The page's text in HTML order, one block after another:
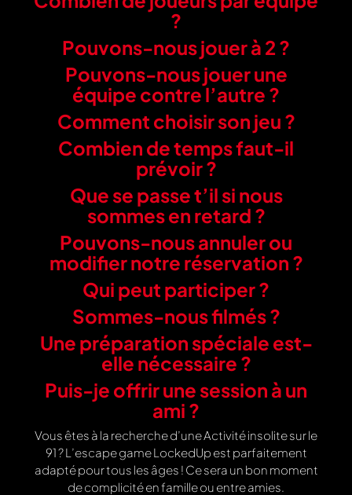
?
Pouvons-nous jouer à 2 ?
Pouvons-nous jouer une
équipe contre l’autre ?
Comment choisir son jeu ?
Combien de temps faut-il
prévoir ?
Que se passe t’il si nous
sommes en retard ?
Pouvons-nous annuler ou
modifier notre réservation ?
Qui peut participer ?
Sommes-nous filmés ?
Une préparation spéciale est-
elle nécessaire ?
Puis-je offrir une session à un
ami ?
Vous êtes à la recherche d’une Activité insolite sur le
91 ? L’escape game LockedUp est parfaitement
adapté pour tous les âges ! Ce sera un bon moment
de complicité en famille ou entre amies.